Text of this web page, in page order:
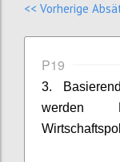
<< Vorherige
P19
3.
werden